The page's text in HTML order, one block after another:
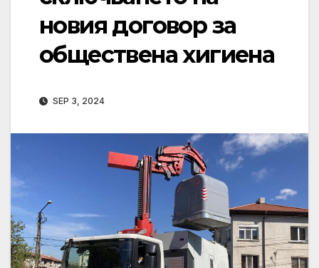
новия договор за
обществена хигиена
SEP 3, 2024